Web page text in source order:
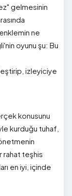
gelmesinin
ne
oyunu şu: Bu
izleyiciye
konusunu
kurduğu tuhaf,
rahat teşhis
en iyi, içinde